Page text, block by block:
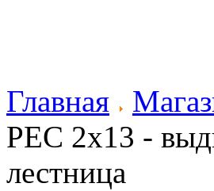
Главная
PEC 2x13 -
лестница